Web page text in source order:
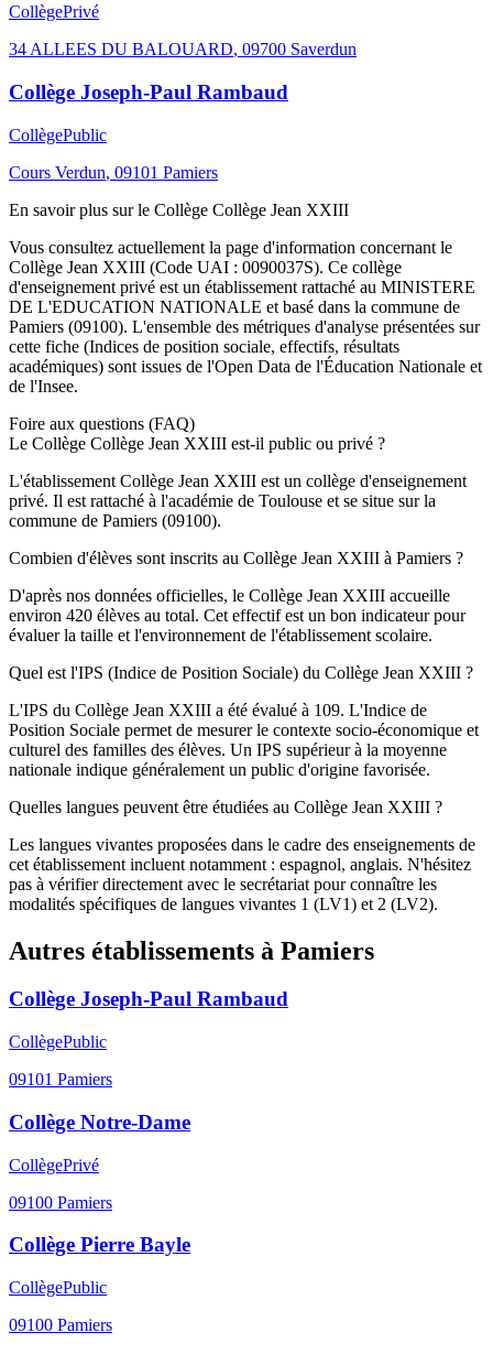
CollègePrivé
34 ALLEES DU BALOUARD, 09700 Saverdun
Collège Joseph-Paul Rambaud
CollègePublic
Cours Verdun, 09101 Pamiers
En savoir plus sur le Collège Collège Jean XXIII
Vous consultez actuellement la page d'information concernant le
Collège Jean XXIII (Code UAI : 0090037S). Ce collège
d'enseignement privé est un établissement rattaché au MINISTERE
DE L'EDUCATION NATIONALE et basé dans la commune de
Pamiers (09100). L'ensemble des métriques d'analyse présentées sur
cette fiche (Indices de position sociale, effectifs, résultats
académiques) sont issues de l'Open Data de l'Éducation Nationale et
de l'Insee.
Foire aux questions (FAQ)
Le Collège Collège Jean XXIII est-il public ou privé ?
L'établissement Collège Jean XXIII est un collège d'enseignement
privé. Il est rattaché à l'académie de Toulouse et se situe sur la
commune de Pamiers (09100).
Combien d'élèves sont inscrits au Collège Jean XXIII à Pamiers ?
D'après nos données officielles, le Collège Jean XXIII accueille
environ 420 élèves au total. Cet effectif est un bon indicateur pour
évaluer la taille et l'environnement de l'établissement scolaire.
Quel est l'IPS (Indice de Position Sociale) du Collège Jean XXIII ?
L'IPS du Collège Jean XXIII a été évalué à 109. L'Indice de
Position Sociale permet de mesurer le contexte socio-économique et
culturel des familles des élèves. Un IPS supérieur à la moyenne
nationale indique généralement un public d'origine favorisée.
Quelles langues peuvent être étudiées au Collège Jean XXIII ?
Les langues vivantes proposées dans le cadre des enseignements de
cet établissement incluent notamment : espagnol, anglais. N'hésitez
pas à vérifier directement avec le secrétariat pour connaître les
modalités spécifiques de langues vivantes 1 (LV1) et 2 (LV2).
Autres établissements à Pamiers
Collège Joseph-Paul Rambaud
CollègePublic
09101 Pamiers
Collège Notre-Dame
CollègePrivé
09100 Pamiers
Collège Pierre Bayle
CollègePublic
09100 Pamiers